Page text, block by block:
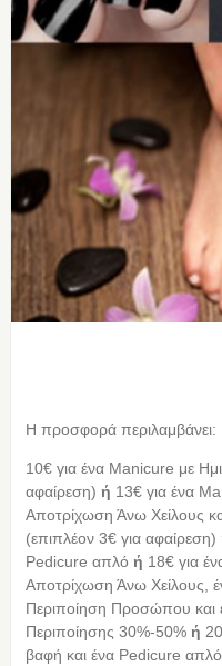
Η προσφορά περιλαμβάνει:
10€ για ένα Manicure με
αφαίρεση) ή 13€ για ένα
Αποτρίχωση Άνω Χείλους
(επιπλέον 3€ για αφαίρεση)
Pedicure απλό ή 18€ για
Αποτρίχωση Άνω Χείλους,
Περιποίηση Προσώπου και
Περιποίησης 30%-50% ή
βαφή και ένα Pedicure